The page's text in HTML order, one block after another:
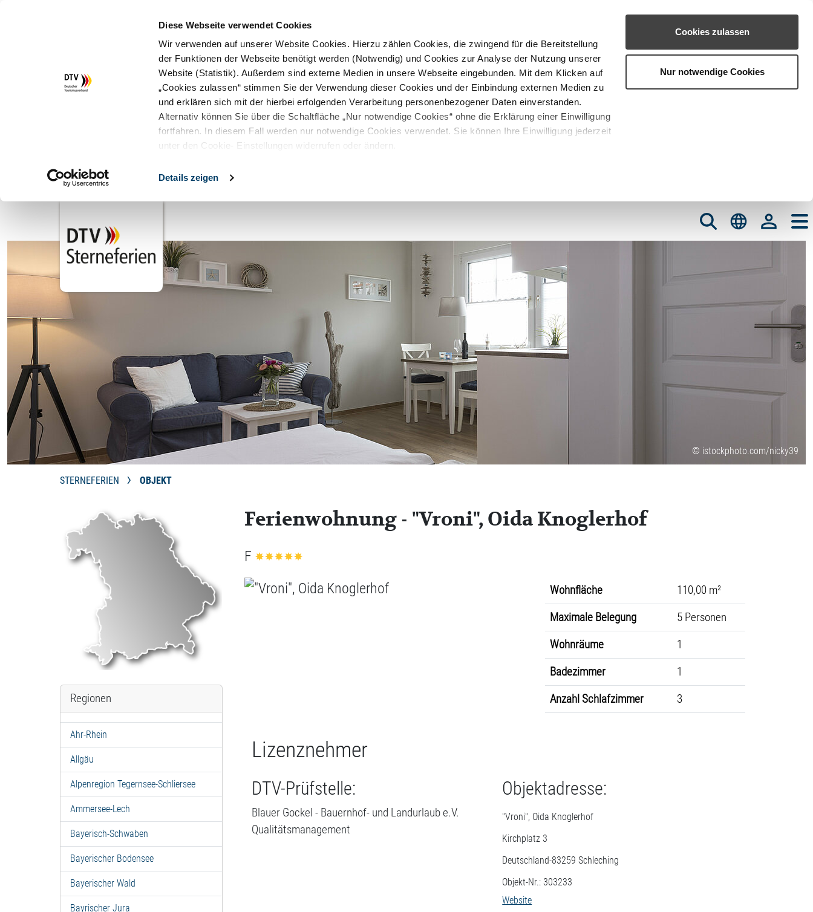
Diese Webseite verwendet Cookies
Wir verwenden auf unserer Website Cookies. Hierzu zählen Cookies, die zwingend für die Bereitstellung
der Funktionen der Webseite benötigt werden (Notwendig) und Cookies zur Analyse der Nutzung unserer
Website (Statistik). Außerdem sind externe Medien in unsere Webseite eingebunden. Mit dem Klicken auf
„Cookies zulassen“ stimmen Sie der Verwendung dieser Cookies und der Einbindung externen Medien zu
und erklären sich mit der hierbei erfolgenden Verarbeitung personenbezogener Daten einverstanden.
Alternativ können Sie über die Schaltfläche „Nur notwendige Cookies“ ohne die Erklärung einer Einwilligung
fortfahren. In diesem Fall werden nur notwendige Cookies verwendet. Sie können Ihre Einwilligung jederzeit
unter den Cookie- Einstellungen widerrufen oder ändern.
Details zeigen
Cookies zulassen
Nur notwendige Cookies
© istockphoto.com/nicky39
STERNEFERIEN OBJEKT
Regionen
Ahr-Rhein
Allgäu
Alpenregion Tegernsee-Schliersee
Ammersee-Lech
Bayerisch-Schwaben
Bayerischer Bodensee
Bayerischer Wald
Bayrischer Jura
Ferienwohnung - "Vroni", Oida Knoglerhof
F
Wohnfläche
110,00 m²
Maximale Belegung
5 Personen
Wohnräume
1
Badezimmer
1
Anzahl Schlafzimmer
3
Lizenznehmer
DTV-Prüfstelle:
Blauer Gockel - Bauernhof- und Landurlaub e.V.
Qualitätsmanagement
Objektadresse:
"Vroni", Oida Knoglerhof
Kirchplatz 3
Deutschland-83259 Schleching
Objekt-Nr.: 303233
Website